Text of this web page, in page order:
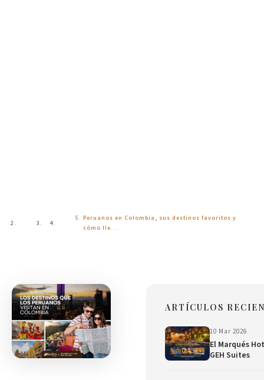
Inicio Blog
Peruanos en Colombia, sus destinos favoritos y
cómo lle…
ARTÍCULOS
10 Mar 2026
El Marqués
GEH Suites